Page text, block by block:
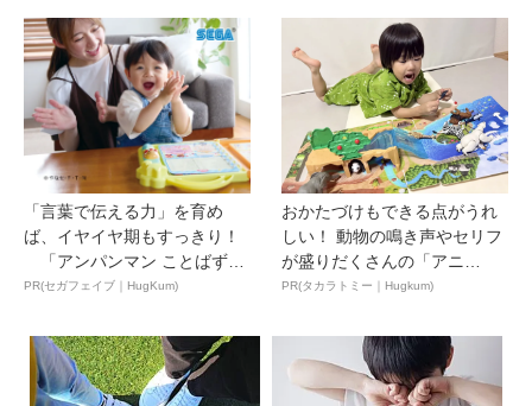
「言葉で伝える力」を育め
ば、イヤイヤ期もすっきり！
「アンパンマン ことばずか
ん...
PR(セガフェイブ｜HugKum)
おかたづけもできる点がうれ
しい！ 動物の鳴き声やセリフ
が盛りだくさんの「アニ
ア ...
PR(タカラトミー｜Hugkum)